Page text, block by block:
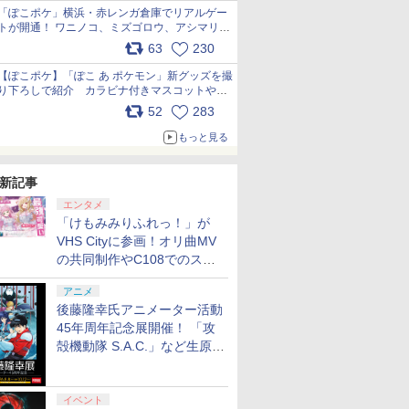
ぽこポケ」横浜・赤レンガ倉庫でリアルゲー
が開通！ ワニノコ、ミズゴロウ、アシマリ登
場シーンをレポート pic.x.com/LDgEByVl6D
63 230
ぽこポケ】「ぽこ あ ポケモン」新グッズを撮
下ろしで紹介 カラビナ付きマスコットやス
52 283
もっと見る
記事
エンタメ
「けもみみりふれっ！」が
VHS Cityに参画！オリ曲MV
の共同制作やC108でのスペ
シャルコラボ広告を掲出
アニメ
後藤隆幸氏アニメーター活動
45年周年記念展開催！ 「攻
殻機動隊 S.A.C.」など生原
イベント